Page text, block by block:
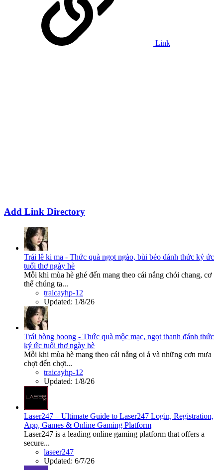
Link
Add Link Directory
Trái lê ki ma - Thức quà ngọt ngào, bùi béo đánh thức ký ức
tuổi thơ ngày hè
Mỗi khi mùa hè ghé đến mang theo cái nắng chói chang, cơ
thể chúng ta...
traicayhp-12
Updated: 1/8/26
Trái bòng boong - Thức quà mộc mạc, ngọt thanh đánh thức
ký ức tuổi thơ ngày hè
Mỗi khi mùa hè mang theo cái nắng oi ả và những cơn mưa
chợt đến chợt...
traicayhp-12
Updated: 1/8/26
Laser247 – Ultimate Guide to Laser247 Login, Registration,
App, Games & Online Gaming Platform
Laser247 is a leading online gaming platform that offers a
secure...
laseer247
Updated: 6/7/26